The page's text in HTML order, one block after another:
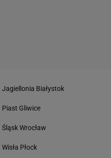
Jagiellonia Białystok
Piast Gliwice
Śląsk Wrocław
Wisła Płock